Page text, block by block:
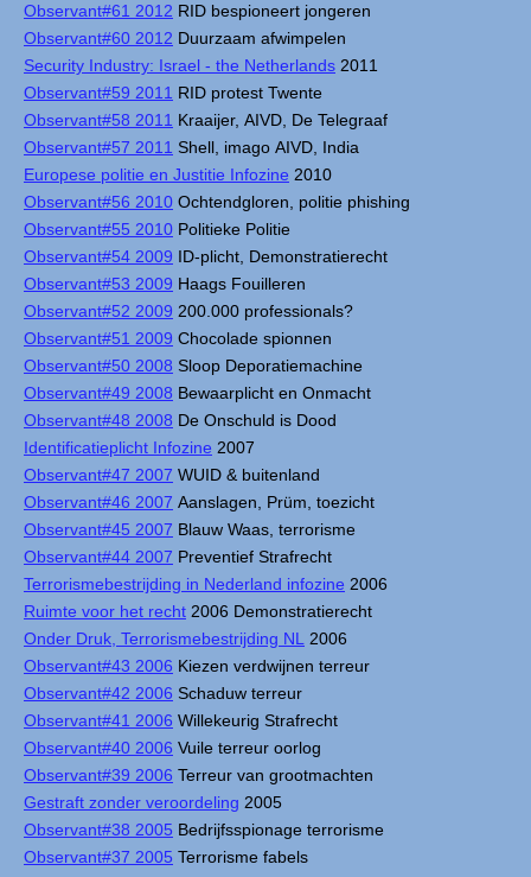
Observant#61 2012 RID bespioneert jongeren
Observant#60 2012 Duurzaam afwimpelen
Security Industry: Israel - the Netherlands 2011
Observant#59 2011 RID protest Twente
Observant#58 2011 Kraaijer, AIVD, De Telegraaf
Observant#57 2011 Shell, imago AIVD, India
Europese politie en Justitie Infozine 2010
Observant#56 2010 Ochtendgloren, politie phishing
Observant#55 2010 Politieke Politie
Observant#54 2009 ID-plicht, Demonstratierecht
Observant#53 2009 Haags Fouilleren
Observant#52 2009 200.000 professionals?
Observant#51 2009 Chocolade spionnen
Observant#50 2008 Sloop Deporatiemachine
Observant#49 2008 Bewaarplicht en Onmacht
Observant#48 2008 De Onschuld is Dood
Identificatieplicht Infozine 2007
Observant#47 2007 WUID & buitenland
Observant#46 2007 Aanslagen, Prüm, toezicht
Observant#45 2007 Blauw Waas, terrorisme
Observant#44 2007 Preventief Strafrecht
Terrorismebestrijding in Nederland infozine 2006
Ruimte voor het recht 2006 Demonstratierecht
Onder Druk, Terrorismebestrijding NL
2006
Observant#43 2006 Kiezen verdwijnen terreur
Observant#42 2006 Schaduw terreur
Observant#41 2006 Willekeurig Strafrecht
Observant#40 2006 Vuile terreur oorlog
Observant#39 2006 Terreur van grootmachten
Gestraft zonder veroordeling 2005
Observant#38 2005 Bedrijfsspionage terrorisme
Observant#37 2005 Terrorisme fabels